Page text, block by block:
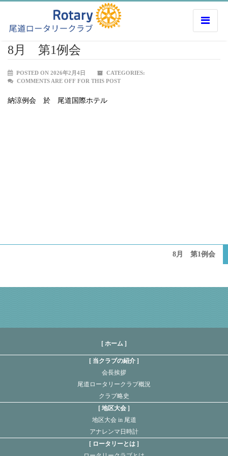
8月 第1例会
POSTED ON 2026年2月4日
CATEGORIES:
COMMENTS ARE OFF FOR THIS POST
納涼例会 於 尾道国際ホテル
8月 第1例会
[ ホーム ]
当クラブの紹介
会長挨拶
尾道ロータリークラブ概況
クラブ略史
地区大会
地区大会 in 尾道
アナレンマ日時計
ロータリーとは